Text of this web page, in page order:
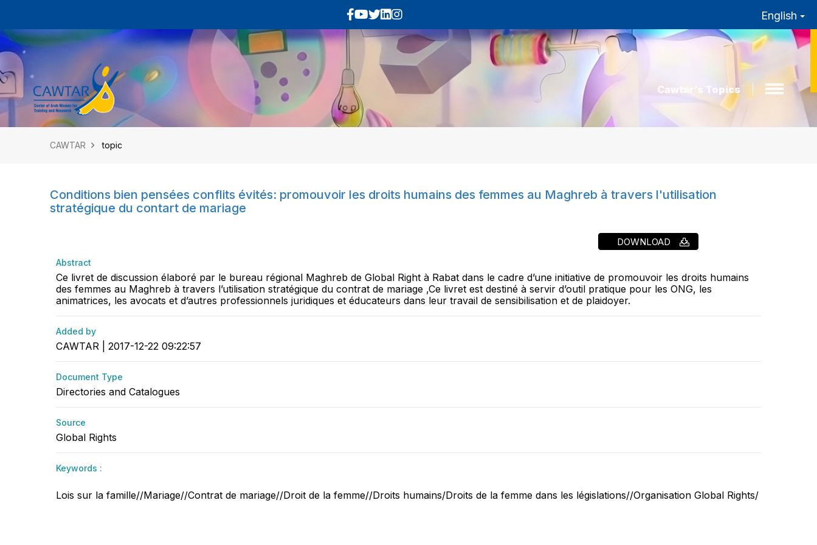
English
Cawtar’s Topics
CAWTAR topic
Conditions bien pensées conflits évités: promouvoir les droits humains des femmes au Maghreb à travers l'utilisation
stratégique du contart de mariage
DOWNLOAD
Abstract
Ce livret de discussion élaboré par le bureau régional Maghreb de Global Right à Rabat dans le cadre d’une initiative de promouvoir les droits humains
des femmes au Maghreb à travers l’utilisation stratégique du contrat de mariage ,Ce livret est destiné à servir d’outil pratique pour les ONG, les
animatrices, les avocats et d’autres professionnels juridiques et éducateurs dans leur travail de sensibilisation et de plaidoyer.
Added by
CAWTAR | 2017-12-22 09:22:57
Document Type
Directories and Catalogues
Source
Global Rights
Keywords :
Lois sur la famille//Mariage//Contrat de mariage//Droit de la femme//Droits humains/Droits de la femme dans les législations//Organisation Global Rights/